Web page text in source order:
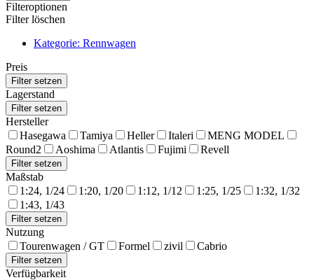
Filteroptionen
Filter löschen
Kategorie: Rennwagen
Preis
Lagerstand
Hersteller
Hasegawa
Tamiya Heller Italeri
MENG MODEL
Round2
Aoshima Atlantis Fujimi Revell
Maßstab
1:24, 1/24
1:20, 1/20 1:12, 1/12 1:25, 1/25
1:32, 1/32
1:43, 1/43
Nutzung
Tourenwagen / GT
Formel zivil Cabrio
Verfügbarkeit